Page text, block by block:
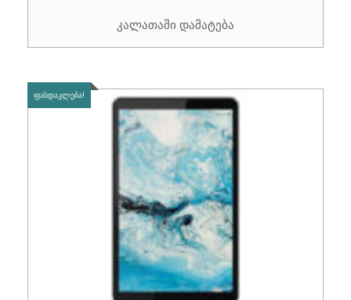
was:
is:
კალათაში დამატება
ᲤᲐᲡᲓᲐᲙᲚᲔᲑᲐ!